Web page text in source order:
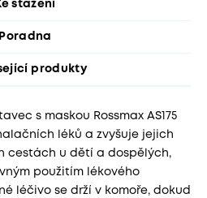
stažení
Poradna
produkty
s maskou Rossmax AS175
léků a zvyšuje jejich
cestách u dětí a dospělých,
použitím lékového
léčivo se drží v komoře, dokud